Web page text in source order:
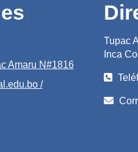
Amaru N#1816
/
Tupac
Inca